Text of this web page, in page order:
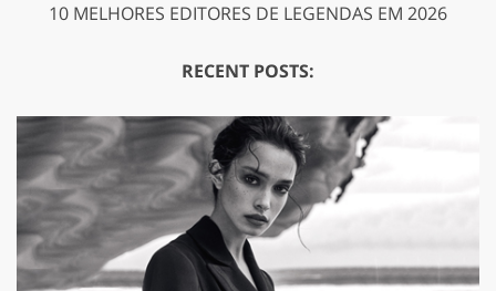
10 MELHORES EDITORES DE LEGENDAS EM 2026
RECENT POSTS: